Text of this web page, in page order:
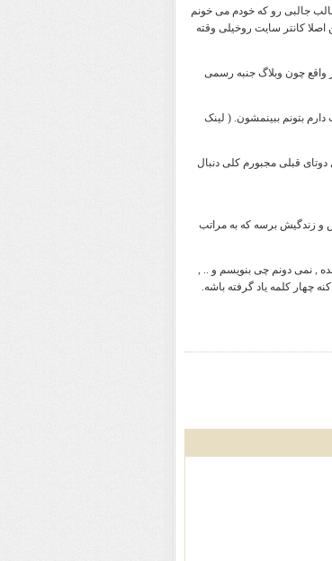
جالبی رو که خودم می خونم
کانتر سایت روخیلی وقته
واقع چون وبلاگ جنبه رسمی
بتونم ببینمشون. ( لینک
قبلی مجبورم کلی دنبال
و زندگیش برسه که به مراتب
, نمی دونم چی بنویسم و .. ,
کنه چهار کلمه یاد گرفته باشه.